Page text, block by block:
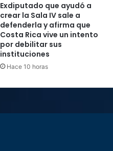
Exdiputado que ayudó a
crear la Sala IV sale a
defenderla y afirma que
Costa Rica vive un intento
por debilitar sus
instituciones
Hace 10 horas